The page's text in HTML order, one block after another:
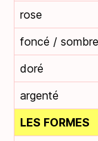
rose
foncé / sombre
doré
argenté
LES FORMES